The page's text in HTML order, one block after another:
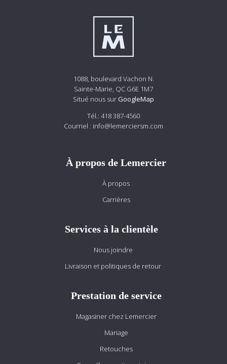
1088, boulevard Vachon N.
Sainte-Marie, QC G6E 1M7
Situé nous sur GoogleMap
Tél.: 418 387-4560
Courriel : info@lemerciersm.com
À propos de Lemercier
À propos
Carrières
Services à la clientèle
Nous joindre
Livraison et politiques de retour
Prestation de service
Magasiner chez Lemercier
Mariage
Retouches